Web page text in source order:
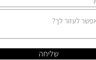
שליחה